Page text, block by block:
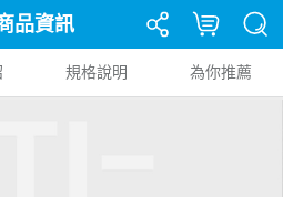
品資訊
規格說明 為你推薦